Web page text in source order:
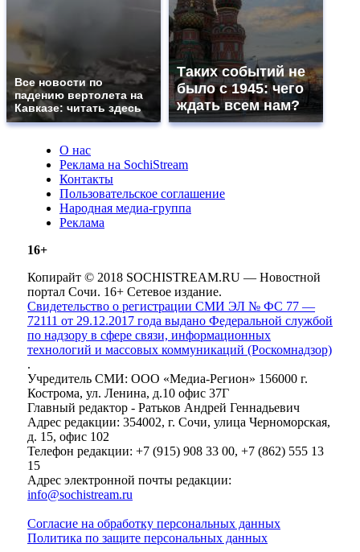
Все новости по
падению вертолета на
Кавказе: читать здесь
Таких событий не
было с 1945: чего
ждать всем нам?
О нас
Реклама на SochiStream
Контакты
Пользовательское соглашение
Народная медиа-группа
Реклама
16+
Копирайт © 2018 SOCHISTREAM.RU — Новостной
портал Сочи. 16+ Сетевое издание.
Свидетельство о регистрации СМИ ЭЛ № ФС 77 —
72111 от 29.12.2017 года выдано Федеральной службой
по надзору в сфере связи, информационных
технологий и массовых коммуникаций (Роскомнадзор)
.
Учредитель СМИ: ООО «Медиа-Регион» 156000 г.
Кострома, ул. Ленина, д.10 офис 37Г
Главный редактор - Ратьков Андрей Геннадьевич
Адрес редакции: 354002, г. Сочи, улица Черноморская,
д. 15, офис 102
Телефон редакции: +7 (915) 908 33 00, +7 (862) 555 13
15
Адрес электронной почты редакции:
info@sochistream.ru
Согласие на обработку персональных данных
Политика по защите персональных данных